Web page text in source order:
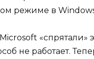
«спрятали»
не работает.